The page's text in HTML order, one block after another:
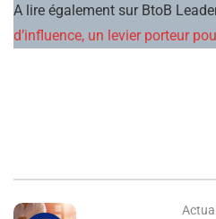
A lire également sur BtoB
d’influence, un levier porteur